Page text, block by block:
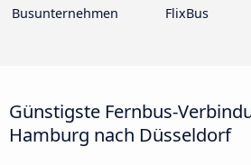
Busunternehmen
FlixBus
Günstigste Fernbus-
Hamburg nach Düsseldorf